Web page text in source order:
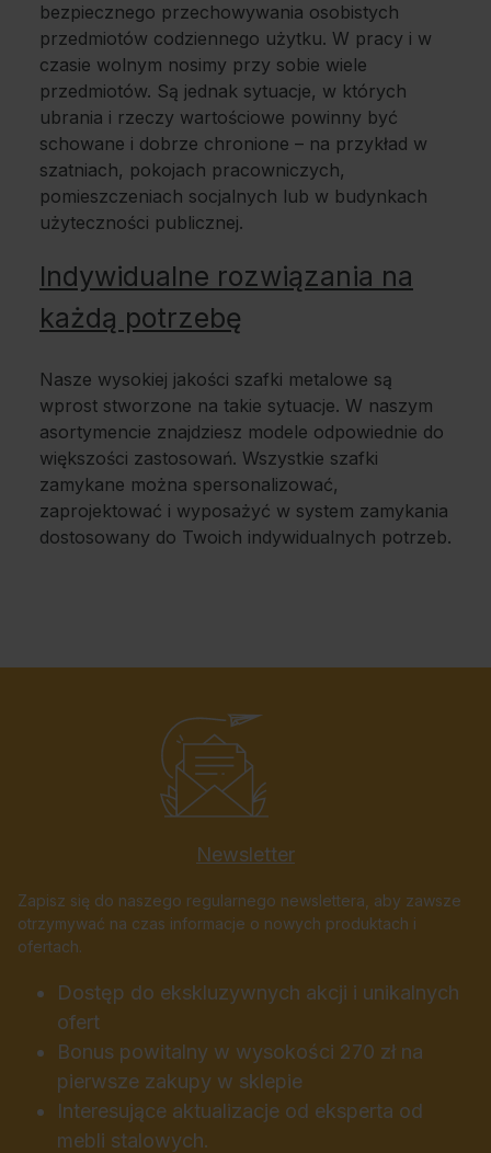
bezpiecznego przechowywania osobistych
przedmiotów codziennego użytku. W pracy i w
czasie wolnym nosimy przy sobie wiele
przedmiotów. Są jednak sytuacje, w których
ubrania i rzeczy wartościowe powinny być
schowane i dobrze chronione – na przykład w
szatniach, pokojach pracowniczych,
pomieszczeniach socjalnych lub w budynkach
użyteczności publicznej.
Indywidualne rozwiązania na
każdą potrzebę
Nasze wysokiej jakości szafki metalowe są
wprost stworzone na takie sytuacje. W naszym
asortymencie znajdziesz modele odpowiednie do
większości zastosowań. Wszystkie szafki
zamykane można spersonalizować,
zaprojektować i wyposażyć w system zamykania
dostosowany do Twoich indywidualnych potrzeb.
Newsletter
Zapisz się do naszego regularnego newslettera, aby zawsze
otrzymywać na czas informacje o nowych produktach i
ofertach.
Dostęp do ekskluzywnych akcji i unikalnych
ofert
Bonus powitalny w wysokości 270 zł na
pierwsze zakupy w sklepie
Interesujące aktualizacje od eksperta od
mebli stalowych.